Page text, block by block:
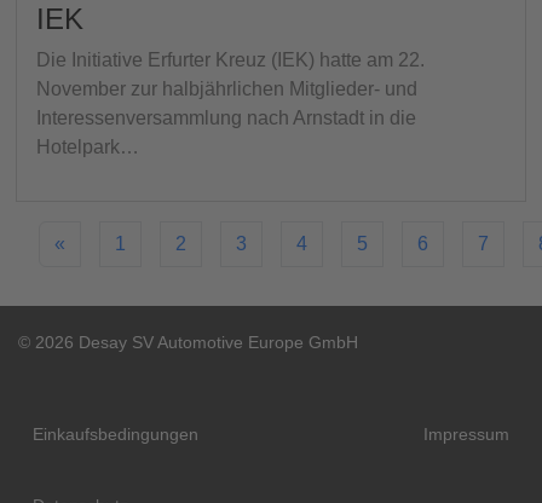
IEK
Die Initiative Erfurter Kreuz (IEK) hatte am 22.
November zur halbjährlichen Mitglieder- und
Interessenversammlung nach Arnstadt in die
Hotelpark…
« 1 2 3 4 5 6 7
© 2026 Desay SV Automotive Europe GmbH
Einkaufsbedingungen Impressum